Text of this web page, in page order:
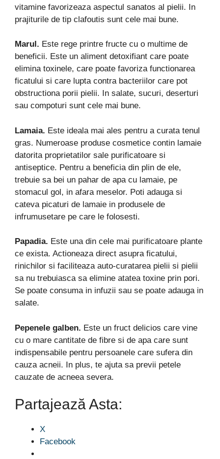
vitamine favorizeaza aspectul sanatos al pielii. In
prajiturile de tip clafoutis sunt cele mai bune.
Marul. Este rege printre fructe cu o multime de
beneficii. Este un aliment detoxifiant care poate
elimina toxinele, care poate favoriza functionarea
ficatului si care lupta contra bacteriilor care pot
obstructiona porii pielii. In salate, sucuri, deserturi
sau compoturi sunt cele mai bune.
Lamaia. Este ideala mai ales pentru a curata tenul
gras. Numeroase produse cosmetice contin lamaie
datorita proprietatilor sale purificatoare si
antiseptice. Pentru a beneficia din plin de ele,
trebuie sa bei un pahar de apa cu lamaie, pe
stomacul gol, in afara meselor. Poti adauga si
cateva picaturi de lamaie in produsele de
infrumusetare pe care le folosesti.
Papadia. Este una din cele mai purificatoare plante
ce exista. Actioneaza direct asupra ficatului,
rinichilor si faciliteaza auto-curatarea pielii si pielii
sa nu trebuiasca sa elimine atatea toxine prin pori.
Se poate consuma in infuzii sau se poate adauga in
salate.
Pepenele galben. Este un fruct delicios care vine
cu o mare cantitate de fibre si de apa care sunt
indispensabile pentru persoanele care sufera din
cauza acneii. In plus, te ajuta sa previi petele
cauzate de acneea severa.
Partajează Asta:
X
Facebook